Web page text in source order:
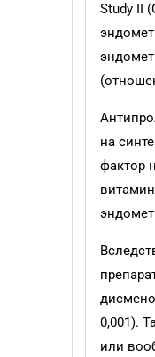
Study II
на
фактор
0,001).
или